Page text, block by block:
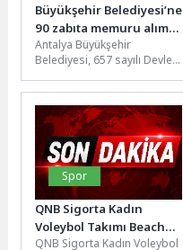
Büyükşehir Belediyesi’ne
90 zabıta memuru alımı
başvurular sürüyor
Antalya Büyükşehir
Belediyesi, 657 sayılı Devlet
kapsamında istihdam
edilmek üzere açıktan atama
yoluyla...
Spor
QNB Sigorta Kadın
Voleybol Takımı Beach
Volley MasteRS’ta
QNB Sigorta Kadın Voleybol